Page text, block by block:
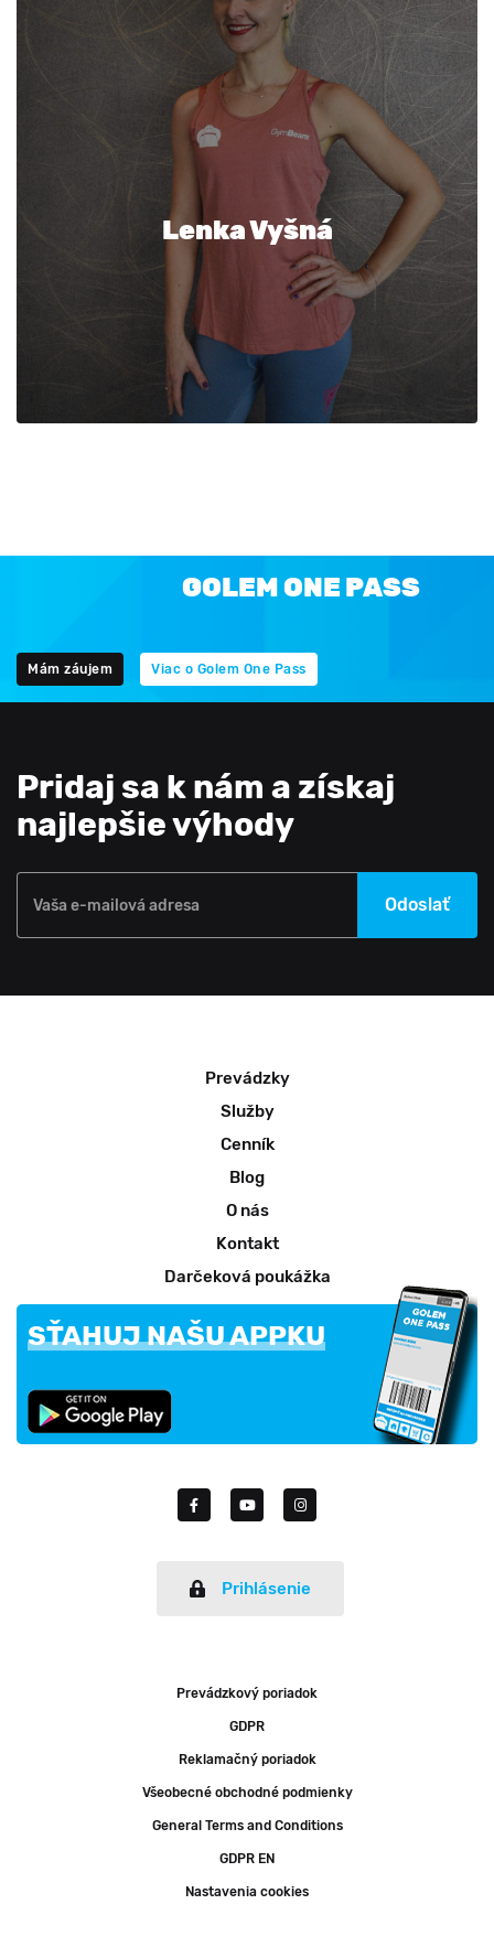
Lenka Vyšná
GOLEM ONE PASS
Mám záujem Viac o Golem One Pass
Pridaj sa k nám a získaj
najlepšie výhody
Vaša e-mailová adresa Odoslať
Prevádzky
Služby
Cenník
Blog
O nás
Kontakt
Darčeková poukážka
SŤAHUJ NAŠU APPKU
Prihlásenie
Prevádzkový poriadok
GDPR
Reklamačný poriadok
Všeobecné obchodné podmienky
General Terms and Conditions
GDPR EN
Nastavenia cookies